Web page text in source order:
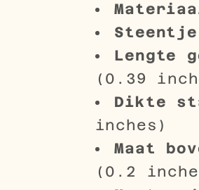
Lengte
(0.39
Dikte
inches)
Maat
(0.2